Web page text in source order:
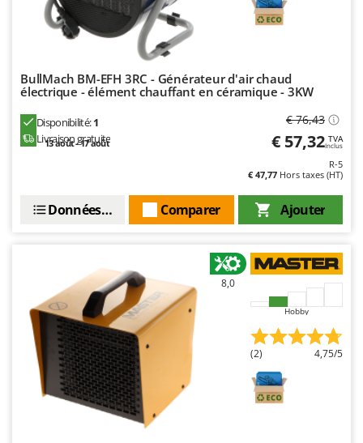
BullMach BM-EFH 3RC - Générateur d'air chaud
électrique - élément chauffant en céramique - 3KW
Disponibilité:1
Livraison gratuite
13 août - 17 août
€ 76,43
€ 57,32 TVA
Inclus
R-5
€ 47,77 Hors taxes (HT)
Ajouter
Comparer
Données techniques
8,0
Hobby
(2) 4,75/5